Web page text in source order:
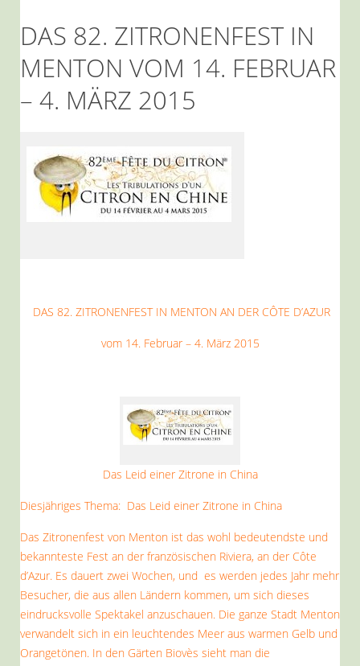
DAS 82. ZITRONENFEST IN
MENTON VOM 14. FEBRUAR
– 4. MÄRZ 2015
DAS 82. ZITRONENFEST IN MENTON AN DER CÔTE D’AZUR
vom 14. Februar – 4. März 2015
Das Leid einer Zitrone in China
Diesjähriges Thema: Das Leid einer Zitrone in China
Das Zitronenfest von Menton ist das wohl bedeutendste und
bekannteste Fest an der französischen Riviera, an der Côte
d’Azur. Es dauert zwei Wochen, und es werden jedes Jahr mehr
Besucher, die aus allen Ländern kommen, um sich dieses
eindrucksvolle Spektakel anzuschauen. Die ganze Stadt Menton
verwandelt sich in ein leuchtendes Meer aus warmen Gelb und
Orangetönen. In den Gärten Biovès sieht man die